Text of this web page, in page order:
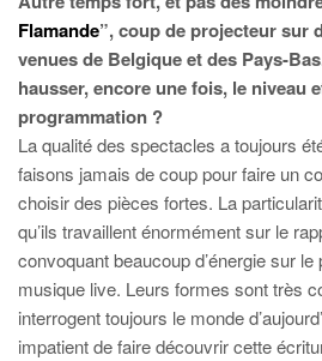
Flamande”, coup de projecteur sur
venues de Belgique et des Pays-
hausser, encore une fois, le niveau
programmation ?
La qualité des spectacles a toujours
faisons jamais de coup pour faire un
choisir des pièces fortes. La
qu’ils travaillent énormément sur le
convoquant beaucoup d’énergie sur
musique live. Leurs formes sont très
interrogent toujours le monde
impatient de faire découvrir cette